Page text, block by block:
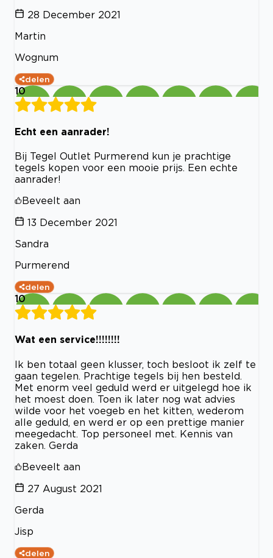
28 December 2021
Martin
Wognum
delen
10
Echt een aanrader!
Bij Tegel Outlet Purmerend kun je prachtige
tegels kopen voor een mooie prijs. Een echte
aanrader!
Beveelt aan
13 December 2021
Sandra
Purmerend
delen
10
Wat een service!!!!!!!!
Ik ben totaal geen klusser, toch besloot ik zelf te
gaan tegelen. Prachtige tegels bij hen besteld.
Met enorm veel geduld werd er uitgelegd hoe ik
het moest doen. Toen ik later nog wat advies
wilde voor het voegeb en het kitten, wederom
alle geduld, en werd er op een prettige manier
meegedacht. Top personeel met. Kennis van
zaken. Gerda
Beveelt aan
27 August 2021
Gerda
Jisp
delen